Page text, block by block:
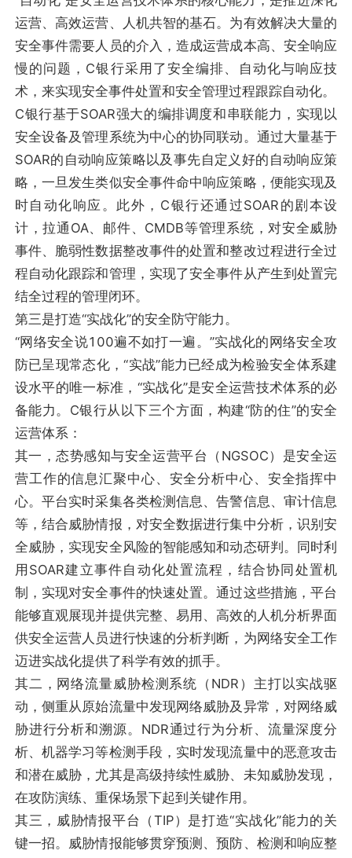
运营、高效运营、人机共智的基石。为有效解决大量的
安全事件需要人员的介入，造成运营成本高、安全响应
慢的问题，C银行采用了安全编排、自动化与响应技
术，来实现安全事件处置和安全管理过程跟踪自动化。
C银行基于SOAR强大的编排调度和串联能力，实现以
安全设备及管理系统为中心的协同联动。通过大量基于
SOAR的自动响应策略以及事先自定义好的自动响应策
略，一旦发生类似安全事件命中响应策略，便能实现及
时自动化响应。此外，C银行还通过SOAR的剧本设
计，拉通OA、邮件、CMDB等管理系统，对安全威胁
事件、脆弱性数据整改事件的处置和整改过程进行全过
程自动化跟踪和管理，实现了安全事件从产生到处置完
结全过程的管理闭环。
第三是打造“实战化”的安全防守能力。
“网络安全说100遍不如打一遍。”实战化的网络安全攻
防已呈现常态化，“实战”能力已经成为检验安全体系建
设水平的唯一标准，“实战化”是安全运营技术体系的必
备能力。C银行从以下三个方面，构建“防的住”的安全
运营体系：
其一，态势感知与安全运营平台（NGSOC）是安全运
营工作的信息汇聚中心、安全分析中心、安全指挥中
心。平台实时采集各类检测信息、告警信息、审计信息
等，结合威胁情报，对安全数据进行集中分析，识别安
全威胁，实现安全风险的智能感知和动态研判。同时利
用SOAR建立事件自动化处置流程，结合协同处置机
制，实现对安全事件的快速处置。通过这些措施，平台
能够直观展现并提供完整、易用、高效的人机分析界面
供安全运营人员进行快速的分析判断，为网络安全工作
迈进实战化提供了科学有效的抓手。
其二，网络流量威胁检测系统（NDR）主打以实战驱
动，侧重从原始流量中发现网络威胁及异常，对网络威
胁进行分析和溯源。NDR通过行为分析、流量深度分
析、机器学习等检测手段，实时发现流量中的恶意攻击
和潜在威胁，尤其是高级持续性威胁、未知威胁发现，
在攻防演练、重保场景下起到关键作用。
其三，威胁情报平台（TIP）是打造“实战化”能力的关
键一招。威胁情报能够贯穿预测、预防、检测和响应整